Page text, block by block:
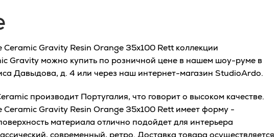
Ceramic Gravity Resin Orange 35x100 Rett коллекции
Gravity можно купить по розничной цене в нашем шоу-руме в
Давыдова, д. 4 или через наш интернет-магазин StudioArdo.
производит Португалия, что говорит о высоком качестве.
Ceramic Gravity Resin Orange 35x100 Rett имеет форму -
материала отлично подойдет для интерьера
современный, ретро. Доставка товара осуществляется